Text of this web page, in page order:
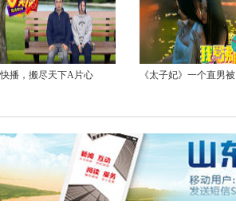
快播，搬尽天下A片心 《太子妃》一个直男被